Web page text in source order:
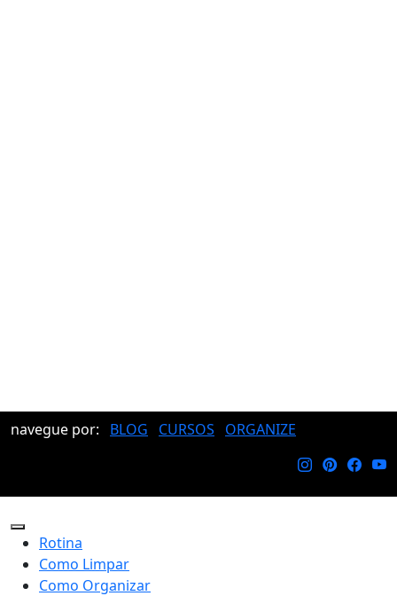
navegue por: BLOG CURSOS ORGANIZE
Rotina
Como Limpar
Como Organizar